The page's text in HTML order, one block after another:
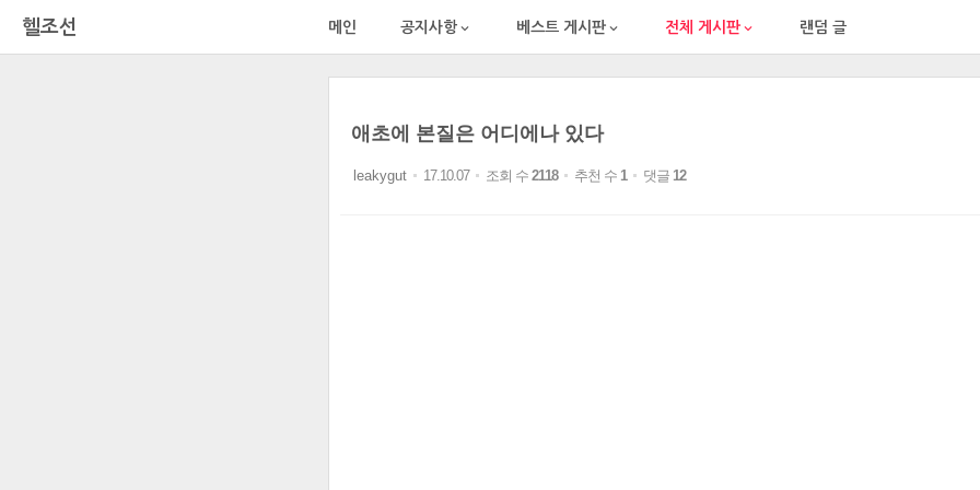
헬조선 메인 공지사항  베스트 게시판  전체 게시판  랜덤 글
애초에 본질은 어디에나 있다
leakygut 17.10.07 조회 수 2118 추천 수 1 댓글 12